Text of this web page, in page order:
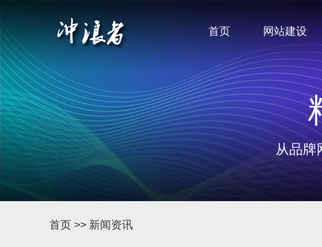
首页 网站建设
从品牌
首页 >> 新闻资讯